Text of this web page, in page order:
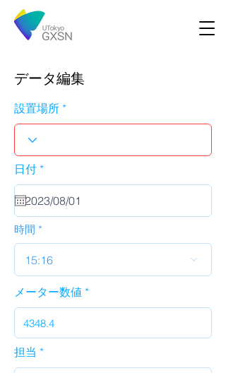
データ編集
設置場所
日付 *r
u
i
d
時間
15:16
メーター数値
担当